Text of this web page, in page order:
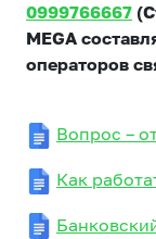
0999766667
MEGA
операторов
Вопрос –
Как